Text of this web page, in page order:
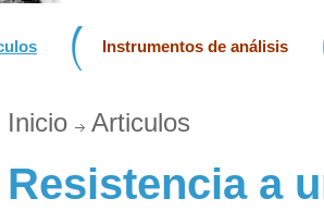
Instrumentos de análisis
Inicio Articulos
Resistencia a